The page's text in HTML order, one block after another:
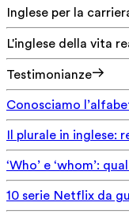
Inglese per la
L'inglese della vita
Testimonianze
Conosciamo
Il plurale in inglese:
‘Who’ e ‘whom’:
10 serie Netflix da